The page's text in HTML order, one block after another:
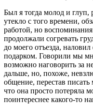
Был я тогда молод и
утекло с того времени,
работой, но
продолжали согревать
до моего отъезда,
подарком. Говорили мы
возможно наговорить за
дальше, но, похоже,
общение, перестав
что она просто потеряла
поинтереснее какого-то